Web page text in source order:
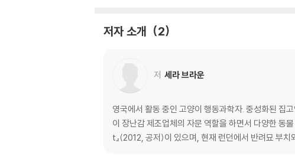
고양이가 야옹거리는 이유 | 무슨 말을 하는 걸까 | 고양
꼬리가 말하는 것들 | 꼬리를 치켜세우는 행동의 기원 |
5 스킨십의 마법
저자 소개 2
저 세라 브라운
영국에서 활동 중인 고양이 행동과학자. 중성화된 집
이 장난감 제조업체의 자문 역할을 하면서 다양한
t』(2012, 공저)이 있으며, 현재 런던에서 반려묘 부